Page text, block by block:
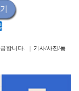
금합니다. | 기사/사진/동